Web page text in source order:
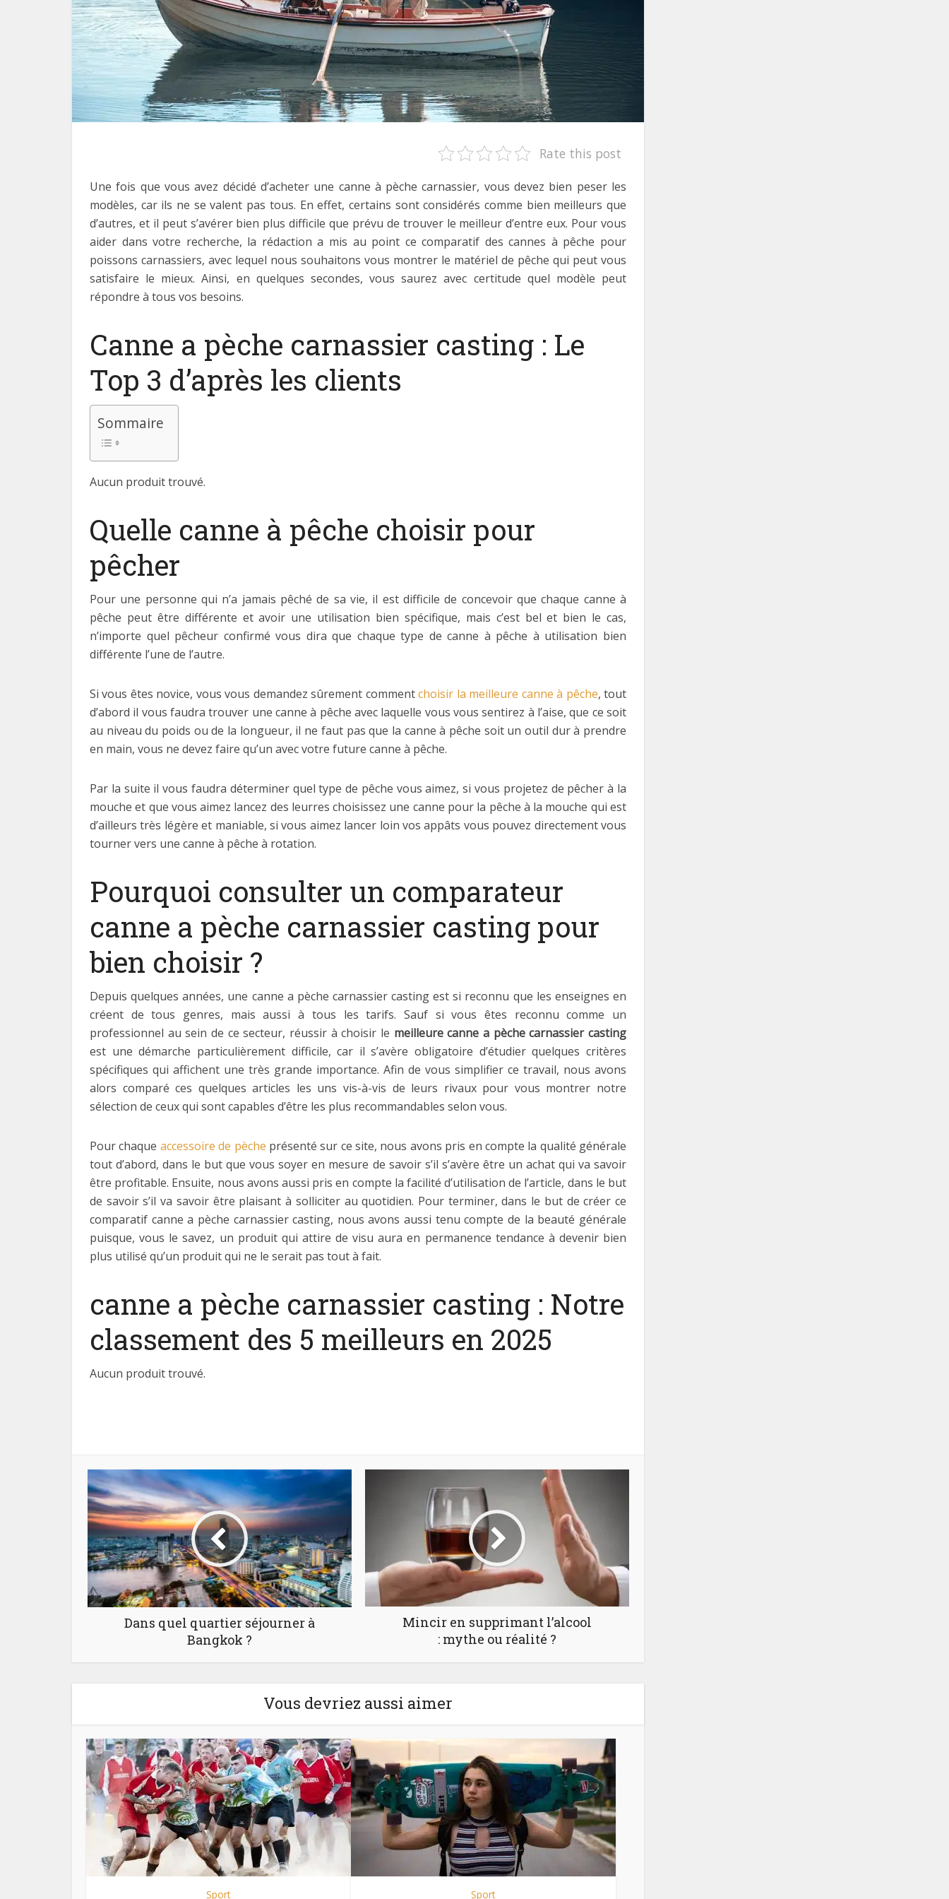
Rate this post
Une fois que vous avez décidé d’acheter une canne à pèche carnassier, vous devez bien peser les
modèles, car ils ne se valent pas tous. En effet, certains sont considérés comme bien meilleurs que
d’autres, et il peut s’avérer bien plus difficile que prévu de trouver le meilleur d’entre eux. Pour vous
aider dans votre recherche, la rédaction a mis au point ce comparatif des cannes à pêche pour
poissons carnassiers, avec lequel nous souhaitons vous montrer le matériel de pêche qui peut vous
satisfaire le mieux. Ainsi, en quelques secondes, vous saurez avec certitude quel modèle peut
répondre à tous vos besoins.
Canne a pèche carnassier casting : Le
Top 3 d’après les clients
Sommaire
Aucun produit trouvé.
Quelle canne à pêche choisir pour
pêcher
Pour une personne qui n’a jamais pêché de sa vie, il est difficile de concevoir que chaque canne à
pêche peut être différente et avoir une utilisation bien spécifique, mais c’est bel et bien le cas,
n’importe quel pêcheur confirmé vous dira que chaque type de canne à pêche à utilisation bien
différente l’une de l’autre.
Si vous êtes novice, vous vous demandez sûrement commentchoisir la meilleure canne à pêche, tout
d’abord il vous faudra trouver une canne à pêche avec laquelle vous vous sentirez à l’aise, que ce soit
au niveau du poids ou de la longueur, il ne faut pas que la canne à pêche soit un outil dur à prendre
en main, vous ne devez faire qu’un avec votre future canne à pêche.
Par la suite il vous faudra déterminer quel type de pêche vous aimez, si vous projetez de pêcher à la
mouche et que vous aimez lancez des leurres choisissez une canne pour la pêche à la mouche qui est
d’ailleurs très légère et maniable, si vous aimez lancer loin vos appâts vous pouvez directement vous
tourner vers une canne à pêche à rotation.
Pourquoi consulter un comparateur
canne a pèche carnassier casting pour
bien choisir ?
Depuis quelques années, une canne a pèche carnassier casting est si reconnu que les enseignes en
créent de tous genres, mais aussi à tous les tarifs. Sauf si vous êtes reconnu comme un
professionnel au sein de ce secteur, réussir à choisir le meilleure canne a pèche carnassier casting
est une démarche particulièrement difficile, car il s’avère obligatoire d’étudier quelques critères
spécifiques qui affichent une très grande importance. Afin de vous simplifier ce travail, nous avons
alors comparé ces quelques articles les uns vis-à-vis de leurs rivaux pour vous montrer notre
sélection de ceux qui sont capables d’être les plus recommandables selon vous.
Pour chaque accessoire de pèche présenté sur ce site, nous avons pris en compte la qualité générale
tout d’abord, dans le but que vous soyer en mesure de savoir s’il s’avère être un achat qui va savoir
être profitable. Ensuite, nous avons aussi pris en compte la facilité d’utilisation de l’article, dans le but
de savoir s’il va savoir être plaisant à solliciter au quotidien. Pour terminer, dans le but de créer ce
comparatif canne a pèche carnassier casting, nous avons aussi tenu compte de la beauté générale
puisque, vous le savez, un produit qui attire de visu aura en permanence tendance à devenir bien
plus utilisé qu’un produit qui ne le serait pas tout à fait.
canne a pèche carnassier casting : Notre
classement des 5 meilleurs en 2025
Aucun produit trouvé.
Dans quel quartier séjourner à
Bangkok ?
Mincir en supprimant l’alcool
: mythe ou réalité ?
Vous devriez aussi aimer
Sport Sport